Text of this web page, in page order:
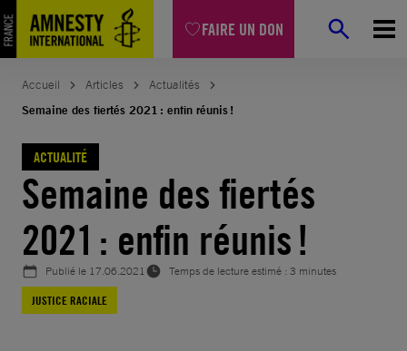
FAIRE UN DON
Aller
au
contenu
Accueil Articles
Actualités
Semaine des fiertés 2021 : enfin réunis !
ACTUALITÉ
Semaine des fiertés
2021 : enfin réunis !
Publié le 17.06.2021
Temps de lecture estimé : 3 minutes
JUSTICE RACIALE